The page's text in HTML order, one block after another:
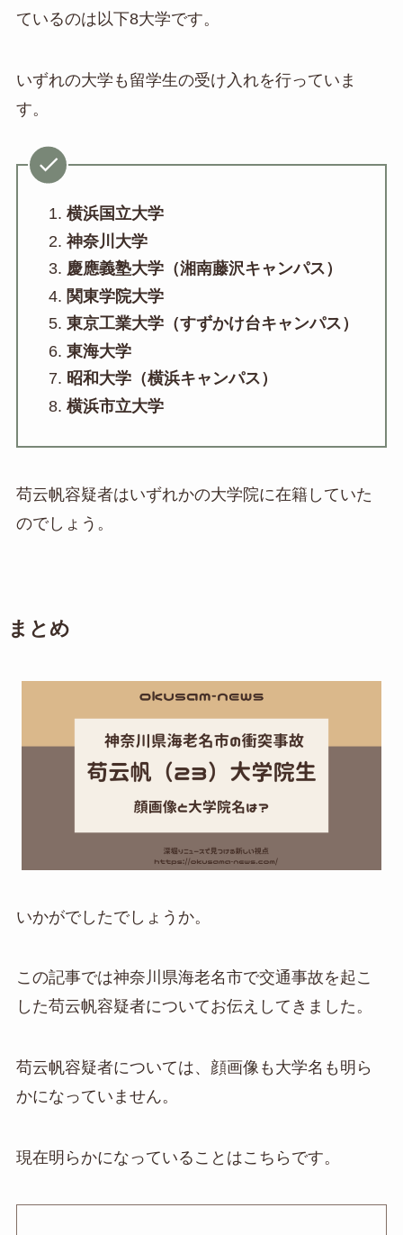
ているのは以下8大学です。
いずれの大学も留学生の受け入れを行っていま
す。
横浜国立大学
神奈川大学
慶應義塾大学（湘南藤沢キャンパス）
関東学院大学
東京工業大学（すずかけ台キャンパス）
東海大学
昭和大学（横浜キャンパス）
横浜市立大学
苟云帆容疑者はいずれかの大学院に在籍していた
のでしょう。
まとめ
いかがでしたでしょうか。
この記事では神奈川県海老名市で交通事故を起こ
した苟云帆容疑者についてお伝えしてきました。
苟云帆容疑者については、顔画像も大学名も明ら
かになっていません。
現在明らかになっていることはこちらです。